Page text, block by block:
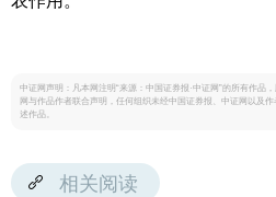
中证网声明：凡本网注明“来源：中国证券报·中证网”的所有作品
网与作品作者联合声明，任何组织未经中国证券报、中证网以及
述作品。
相关阅读